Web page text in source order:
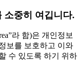
소중히 여깁니다.
라 함)은 개인정보
보를 보호하고 이와
수 있도록 하기 위하